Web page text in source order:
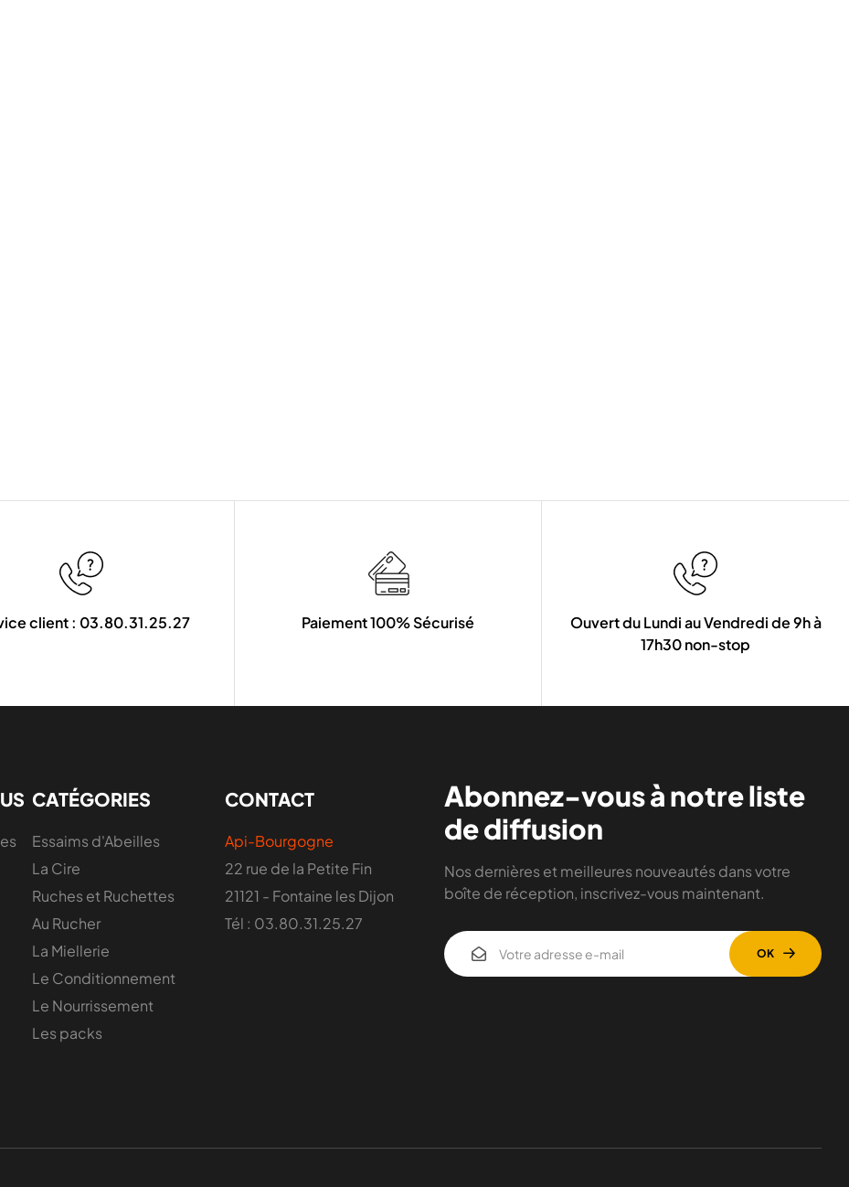
client : 03.80.31.25.27 Paiement 100% Sécurisé
Ouvert du Lundi au Vendredi de 9h à
17h30 non-stop
CATÉGORIES
Essaims d'Abeilles
La Cire
Ruches et Ruchettes
Au Rucher
La Miellerie
Le Conditionnement
Le Nourrissement
Les packs
CONTACT
Api-Bourgogne
22 rue de la Petite Fin
21121 - Fontaine les Dijon
Tél : 03.80.31.25.27
Abonnez-vous à notre liste
de diffusion
Nos dernières et meilleures nouveautés dans votre
boîte de réception, inscrivez-vous maintenant.
OK